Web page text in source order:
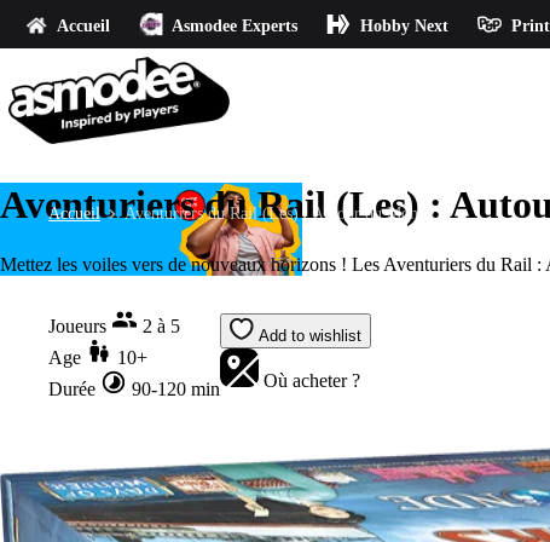
Accueil Asmodee Experts Hobby Next
Accueil Aventuriers du Rail (Les) : Autour du Monde
Aventuriers du Rail (Les) :
Mettez les voiles vers de nouveaux horizons ! Les Aventuriers du Rail :
Joueurs
2 à 5
Age
10+
Durée
90-120 min
Add to wishlist
Où acheter ?